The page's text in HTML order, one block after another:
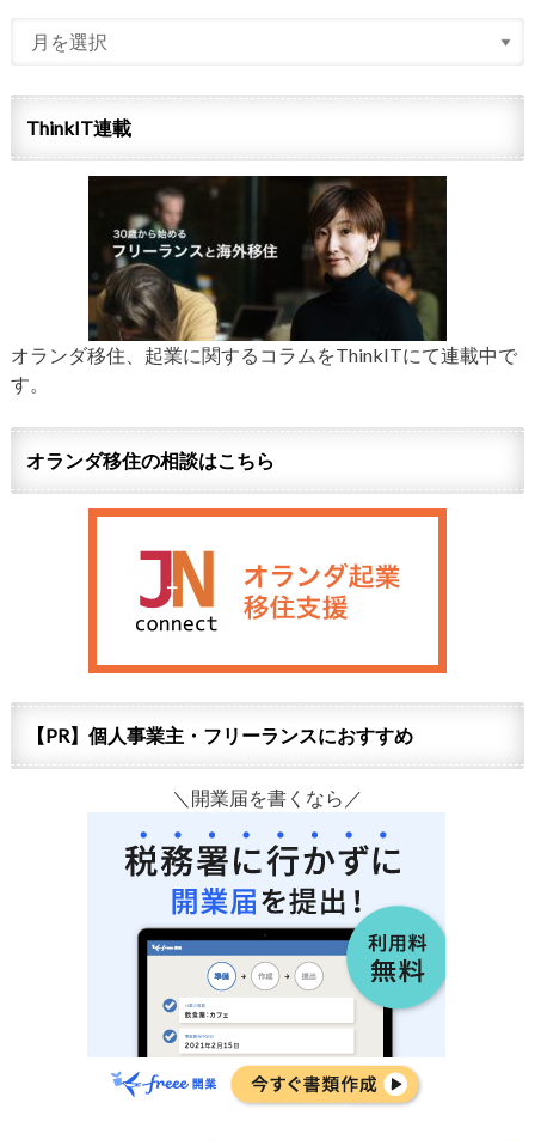
ThinkIT連載
オランダ移住、起業に関するコラムをThinkITにて連載中で
す。
オランダ移住の相談はこちら
【PR】個人事業主・フリーランスにおすすめ
＼開業届を書くなら／